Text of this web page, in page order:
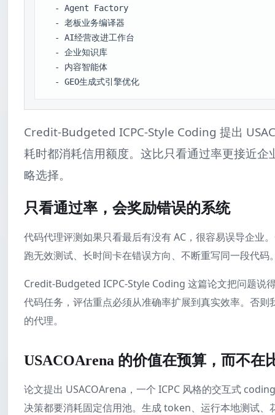
  - Agent Factory
  - 老板业务编译器
  - AI经营改进工作台
  - 企业知识库
  - 内容智能体
  - GEO生成式引擎优化
Credit-Budgeted ICPC-Style Coding 提出
耗时都消耗信用额度。这比只看通过率更接近
略选择。
只看通过率，会奖励错误的系统
代码代理评测如果只看最后有没有 AC，很容易误导企业
跑无效测试、长时间卡在错误方向、不断重写同一段代
Credit-Budgeted ICPC-Style Coding 这篇论文把问题说
代码任务，评估重点必须从准确率扩展到真实效率。否
的代理。
USACOArena 的价值在预算，而不在
论文提出 USACOArena，一个 ICPC 风格的交互式
决策都要消耗固定信用池。生成 token、运行本地测试、